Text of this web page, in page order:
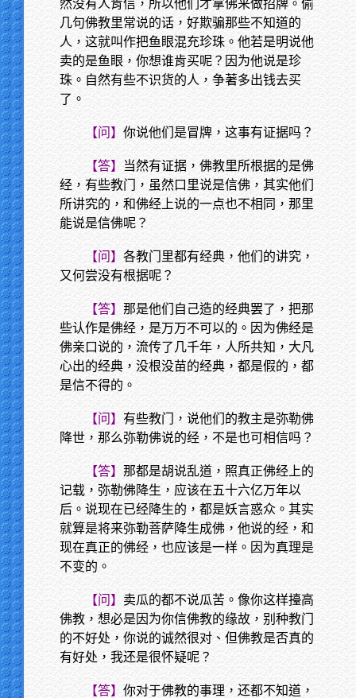
然没有人肯信，所以他们才拿佛来做招牌。偷
几句佛教里常说的话，好欺骗那些不知道的
人，这就叫作把鱼眼混充珍珠。他若是明说他
卖的是鱼眼，你想谁肯买呢？因为他说是珍
珠。自然有些不识货的人，争著多出钱去买
了。
【问】 你说他们是冒牌，这事有证据吗？
【答】
当然有证据，佛教里所根据的是佛
经，有些教门，虽然口里说是信佛，其实他们
所讲究的，和佛经上说的一点也不相同，那里
能说是信佛呢？
【问】 各教门里都有经典，他们的讲究，
又何尝没有根据呢？
【答】 那是他们自己造的经典罢了，把那
些认作是佛经，是万万不可以的。因为佛经是
佛亲口说的，流传了几千年，人所共知，大凡
心出的经典，没根没苗的经典，都是假的，都
是信不得的。
【问】 有些教门，说他们的教主是弥勒佛
降世，那么弥勒佛说的经，不是也可相信吗？
【答】 那都是胡说乱道，照真正佛经上的
记载，弥勒佛降生，应该在五十六亿万年以
后。说现在已经降生的，都是妖言惑众。其实
就算是将来弥勒菩萨降生成佛，他说的经，和
现在真正的佛经，也应该是一样。因为真理是
不变的。
【问】 卖瓜的都不说瓜苦。像你这样擡高
佛教，想必是因为你信佛教的缘故，别种教门
的不好处，你说的诚然很对、但佛教是否真的
有好处，我还是很怀疑呢？
【答】 你对于佛教的事理，还都不知道，